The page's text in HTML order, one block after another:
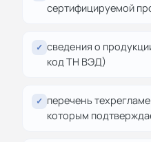
сертифицируемой
✓ сведения о
код ТН ВЭД)
✓ перечень
которым